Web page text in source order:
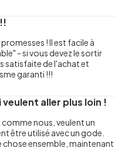
! Il est facile à
- si vous devez le sortir
satisfaite de l'achat et
garanti !!!
aller plus loin !
nous, veulent un
être utilisé avec un gode.
chose ensemble, maintenant